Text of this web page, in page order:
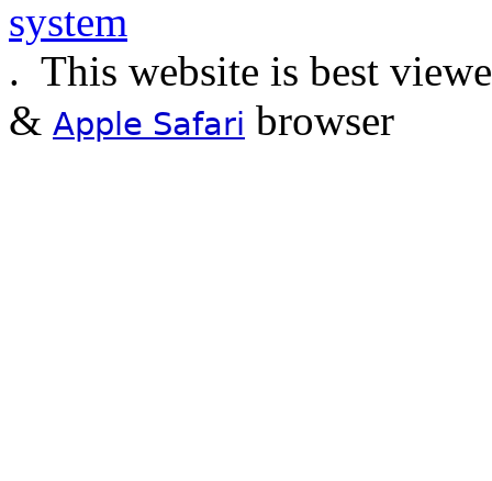
. This website is best
& Apple Safari browser